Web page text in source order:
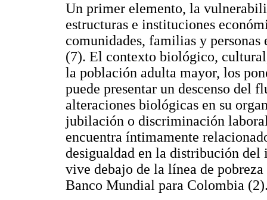
Un primer elemento, la
estructuras e instituciones
comunidades, familias y
(7). El contexto biológico,
la población adulta mayor, los
puede presentar un descenso del
alteraciones biológicas en su
jubilación o discriminación
encuentra íntimamente
desigualdad en la distribución del
vive debajo de la línea de
Banco Mundial para Colombia